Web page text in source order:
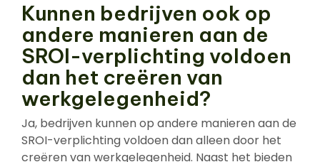
Kunnen bedrijven ook op
andere manieren aan de
SROI-verplichting voldoen
dan het creëren van
werkgelegenheid?
Ja, bedrijven kunnen op andere manieren aan de
SROI-verplichting voldoen dan alleen door het
creëren van werkgelegenheid. Naast het bieden